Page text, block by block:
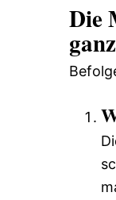
Die